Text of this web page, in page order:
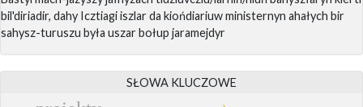
bil'diriadir, dahy Icztiagi iszlar da kiońdiariuw ministernyn ahałych bir
sahysz-turuszu była uszar bołup jaramejdyr
SŁOWA KLUCZOWE